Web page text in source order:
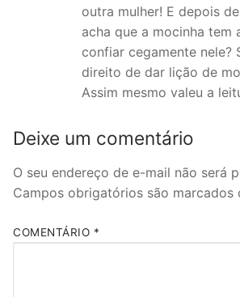
outra mulher! E depois
acha que a mocinha tem
confiar cegamente nele?
direito de dar lição de
Assim mesmo valeu a
Deixe um comentário
O seu endereço de e-mail não será
Campos obrigatórios são marcados
COMENTÁRIO *